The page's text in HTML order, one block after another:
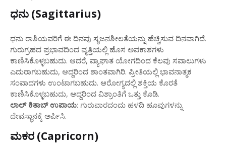
ಧನು (Sagittarius)
ಧನು ರಾಶಿಯವರಿಗೆ ಈ ದಿನವು ಸೃಜನಶೀಲತೆಯನ್ನು ಹೆಚ್ಚಿಸುವ ದಿನವಾಗಿದೆ.
ಗುರುಗ್ರಹದ ಪ್ರಭಾವದಿಂದ ವೃತ್ತಿಯಲ್ಲಿ ಹೊಸ ಅವಕಾಶಗಳು
ಕಾಣಿಸಿಕೊಳ್ಳಬಹುದು. ಆದರೆ, ವ್ಯಾಘಾತ ಯೋಗದಿಂದ ಕೆಲವು ಸವಾಲುಗಳು
ಎದುರಾಗಬಹುದು, ಆದ್ದರಿಂದ ಶಾಂತವಾಗಿರಿ. ಪ್ರೀತಿಯಲ್ಲಿ ಭಾವನಾತ್ಮಕ
ಸಂವಾದಗಳು ಉಂಟಾಗಬಹುದು. ಆರೋಗ್ಯದಲ್ಲಿ ಶಕ್ತಿಯ ಕೊರತೆ
ಕಾಣಿಸಿಕೊಳ್ಳಬಹುದು, ಆದ್ದರಿಂದ ವಿಶ್ರಾಂತಿಗೆ ಒತ್ತು ಕೊಡಿ.
ಲಾಲ್ ಕಿತಾಬ್ ಉಪಾಯ: ಗುರುವಾರದಂದು ಹಳದಿ ಹೂವುಗಳನ್ನು
ದೇವಸ್ಥಾನಕ್ಕೆ ಅರ್ಪಿಸಿ.
ಮಕರ (Capricorn)